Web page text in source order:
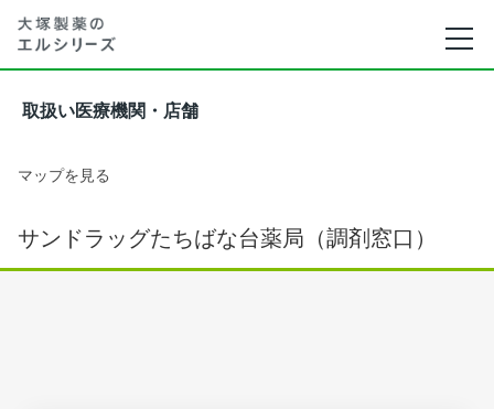
取扱い医療機関・店舗
マップを見る
サンドラッグたちばな台薬局（調剤窓口）